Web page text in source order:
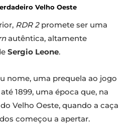
Velho Oeste
RDR 2promete ser uma
autêntica, altamente
Sergio Leone.
nome, uma prequela ao jogo
1899, uma época que, na
Velho Oeste, quando a caça
começou a apertar.